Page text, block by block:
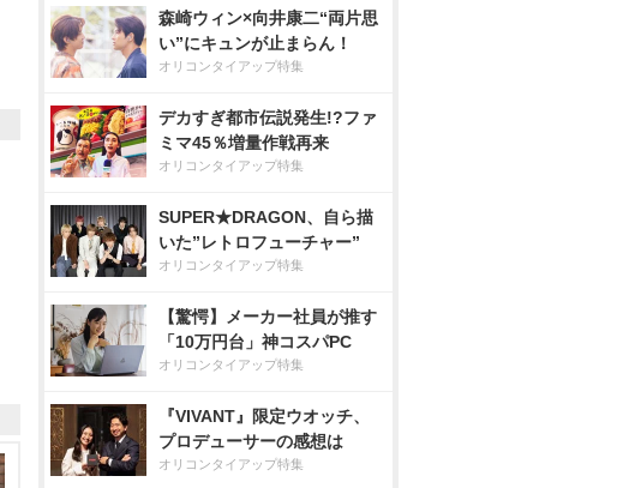
森崎ウィン×向井康二“両片思
い”にキュンが止まらん！
オリコンタイアップ特集
デカすぎ都市伝説発生!?ファ
ミマ45％増量作戦再来
オリコンタイアップ特集
SUPER★DRAGON、自ら描
いた”レトロフューチャー”
オリコンタイアップ特集
【驚愕】メーカー社員が推す
「10万円台」神コスパPC
オリコンタイアップ特集
『VIVANT』限定ウオッチ、
プロデューサーの感想は
オリコンタイアップ特集